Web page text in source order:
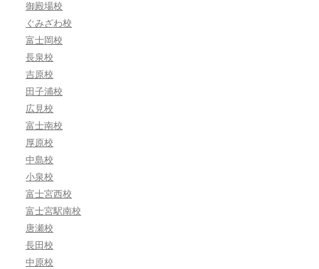
御殿場校
ぐみざわ校
富士岡校
長泉校
吉原校
田子浦校
広見校
富士南校
厚原校
中島校
小泉校
富士宮西校
富士宮駅南校
唐瀬校
長田校
中原校